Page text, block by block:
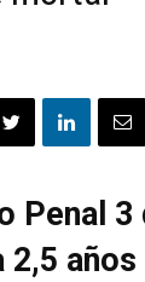
Penal
2,5